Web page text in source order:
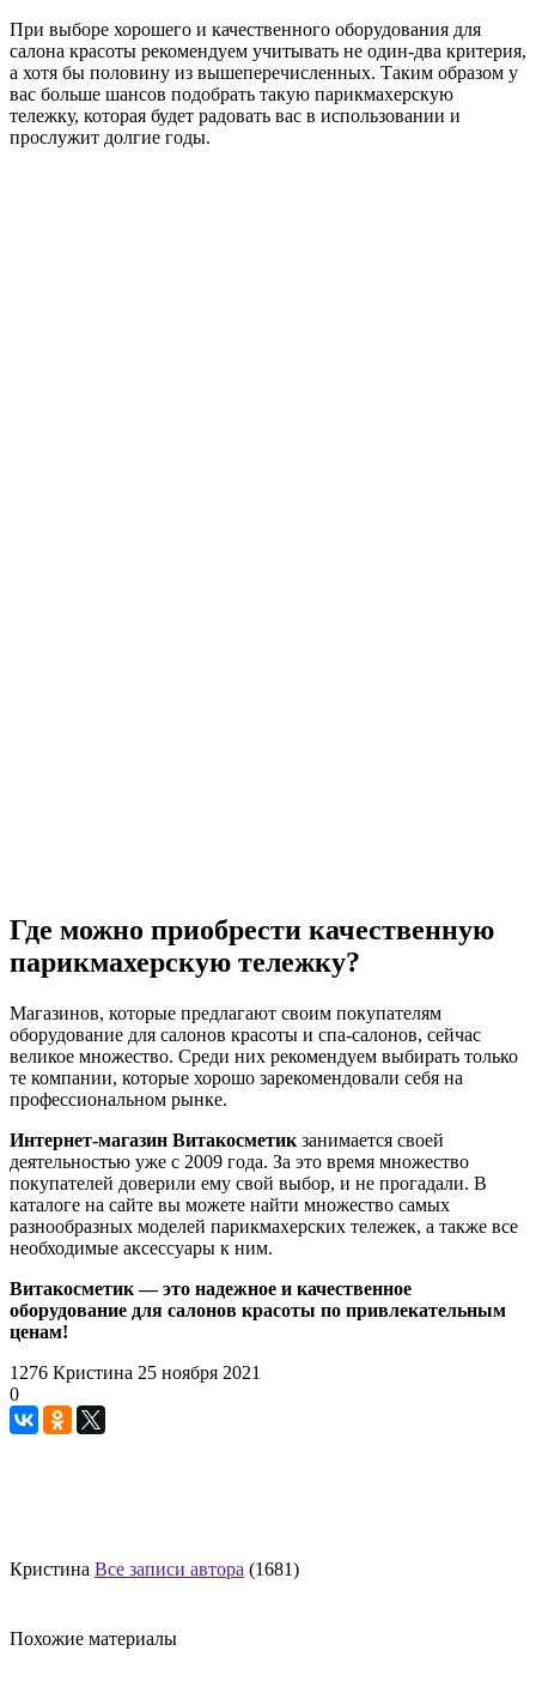
При выборе хорошего и качественного оборудования для
салона красоты рекомендуем учитывать не один-два критерия,
а хотя бы половину из вышеперечисленных. Таким образом у
вас больше шансов подобрать такую парикмахерскую
тележку, которая будет радовать вас в использовании и
прослужит долгие годы.
Где можно приобрести качественную
парикмахерскую тележку?
Магазинов, которые предлагают своим покупателям
оборудование для салонов красоты и спа-салонов, сейчас
великое множество. Среди них рекомендуем выбирать только
те компании, которые хорошо зарекомендовали себя на
профессиональном рынке.
Интернет-магазин Витакосметик занимается своей
деятельностью уже с 2009 года. За это время множество
покупателей доверили ему свой выбор, и не прогадали. В
каталоге на сайте вы можете найти множество самых
разнообразных моделей парикмахерских тележек, а также все
необходимые аксессуары к ним.
Витакосметик — это надежное и качественное
оборудование для салонов красоты по привлекательным
ценам!
1276 Кристина 25 ноября 2021
0
Кристина Все записи автора (1681)
Похожие материалы